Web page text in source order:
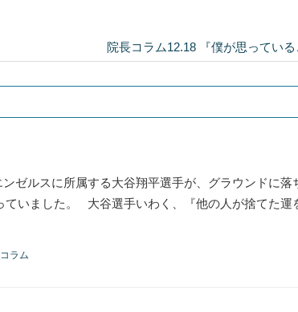
院長コラム12.18 『僕が思ってい
ゼルスに所属する大谷翔平選手が、グラウンドに落
ていました。 大谷選手いわく、『他の人が捨てた運
ラム